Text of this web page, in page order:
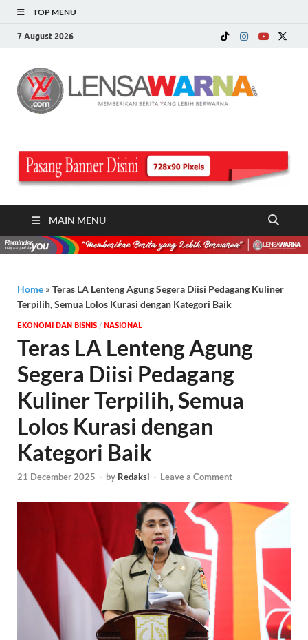
TOP MENU
7 August 2026
MAIN MENU
Home » Teras LA Lenteng Agung Segera Diisi Pedagang Kuliner
Terpilih, Semua Lolos Kurasi dengan Kategori Baik
EKONOMI DAN BISNIS / NASIONAL
Teras LA Lenteng Agung
Segera Diisi Pedagang
Kuliner Terpilih, Semua
Lolos Kurasi dengan
Kategori Baik
21 December 2025 - by Redaksi - Leave a Comment